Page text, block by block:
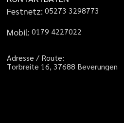
Festnetz: 05273 3298773
Mobil: 01 79 4227022
Adresse / Route:
Torbreite 16, 37688 Beverungen